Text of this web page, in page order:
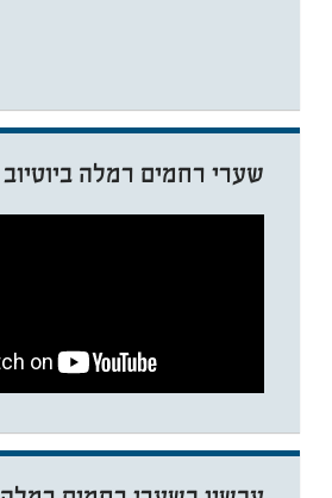
שערי רחמים רמלה ביוטיוב